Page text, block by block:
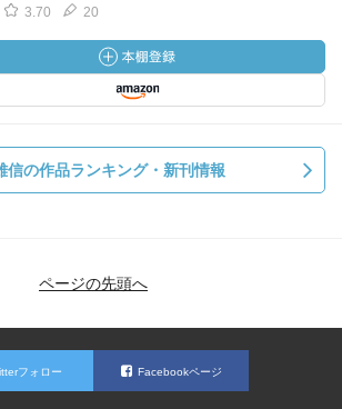
3.70 20
信の作品ランキング・新刊情報
ページの先頭へ
フォロー Facebookページ